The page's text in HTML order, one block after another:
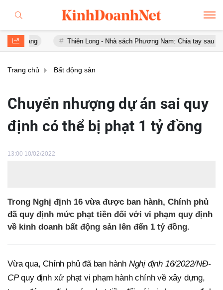
Thiên Long - Nhà sách Phương Nam: Chia tay sau chưa đầy
Trang chủ Bất động sản
Chuyển nhượng dự án sai quy
định có thể bị phạt 1 tỷ đồng
13:00 10/02/2022
Trong Nghị định 16 vừa được ban hành, Chính phủ
đã quy định mức phạt tiền đối với vi phạm quy định
về kinh doanh bất động sản lên đến 1 tỷ đồng.
Vừa qua, Chính phủ đã ban hành Nghị định 16/2022/NĐ-
CPquy định xử phạt vi phạm hành chính về xây dựng,